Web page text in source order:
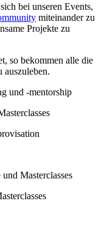
bei unseren Events,
miteinander zu
Projekte zu
so bekommen alle die
und -mentorship
Masterclasses